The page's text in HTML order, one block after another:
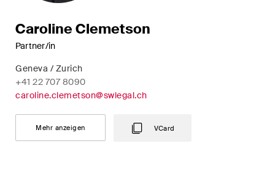
Caroline Clemetson
Partner/in
Geneva / Zurich
+41 22 707 8090
caroline.clemetson@swlegal.ch
Mehr anzeigen VCard
öffentliche Beschaffungen
Wettbewerbs- & Kartellrecht
Wirtschaftsstrafrecht und
Compliance
Publikationen